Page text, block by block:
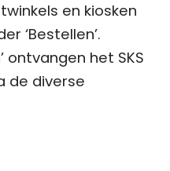
en kiosken
‘Bestellen’.
ontvangen het SKS
de diverse